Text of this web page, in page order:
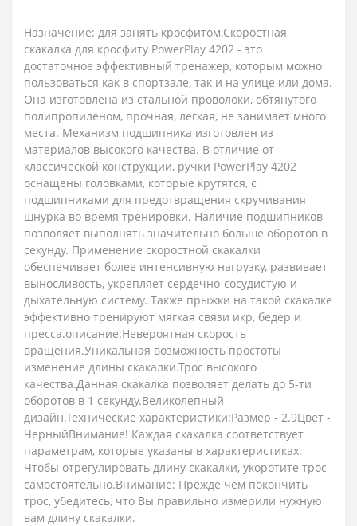
Назначение: для занять кросфитом.Скоростная
скакалка для кросфиту PowerPlay 4202 - это
достаточное эффективный тренажер, которым можно
пользоваться как в спортзале, так и на улице или дома.
Она изготовлена ​​из стальной проволоки, обтянутого
полипропиленом, прочная, легкая, не занимает много
места. Механизм подшипника изготовлен из
материалов высокого качества. В отличие от
классической конструкции, ручки PowerPlay 4202
оснащены головками, которые крутятся, с
подшипниками для предотвращения скручивания
шнурка во время тренировки. Наличие подшипников
позволяет выполнять значительно больше оборотов в
секунду. Применение скоростной скакалки
обеспечивает более интенсивную нагрузку, развивает
выносливость, укрепляет сердечно-сосудистую и
дыхательную систему. Также прыжки на такой скакалке
эффективно тренируют мягкая связи икр, бедер и
пресса.описание:Невероятная скорость
вращения.Уникальная возможность простоты
изменение длины скакалки.Трос высокого
качества.Данная скакалка позволяет делать до 5-ти
оборотов в 1 секунду.Великолепный
дизайн.Технические характеристики:Размер - 2.9Цвет -
ЧерныйВнимание! Каждая скакалка соответствует
параметрам, которые указаны в характеристиках.
Чтобы отрегулировать длину скакалки, укоротите трос
самостоятельно.Внимание: Прежде чем покончить
трос, убедитесь, что Вы правильно измерили нужную
вам длину скакалки.